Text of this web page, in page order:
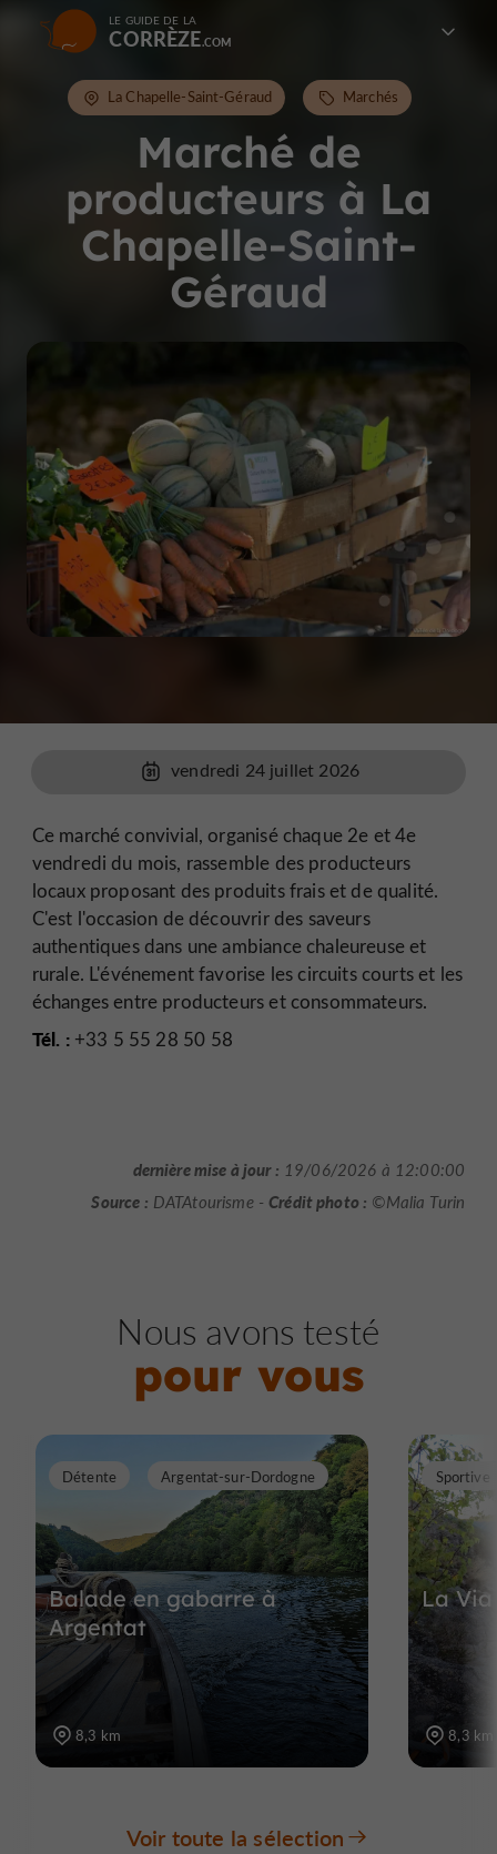
LE GUIDE DE LA
CORRÈZE
Marché de
producteurs à La
Chapelle-Saint-
Géraud
La Chapelle-Saint-Géraud Marchés
vendredi 24 juillet 2026
Ce marché convivial, organisé chaque 2e et 4e
vendredi du mois, rassemble des producteurs
locaux proposant des produits frais et de qualité.
C'est l'occasion de découvrir des saveurs
authentiques dans une ambiance chaleureuse et
rurale. L'événement favorise les circuits courts et les
échanges entre producteurs et consommateurs.
Tél. :+33 5 55 28 50 58
dernière mise à jour : 19/06/2026 à 12:00:00
Source : DATAtourisme -Crédit photo : ©Malia Turin
Nous avons testé
pour vous
Balade en gabarre à
Argentat
Détente Argentat-sur-Dordogne
8,3 km
La
Sportive
8,3 km
Voir toute la sélection